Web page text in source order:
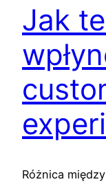
Jak
Różnica